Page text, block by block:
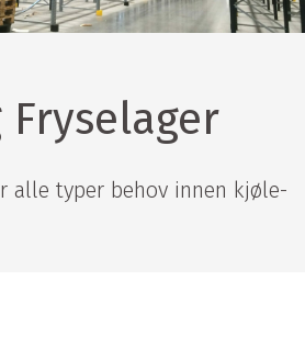
alle typer behov innen kjøle-